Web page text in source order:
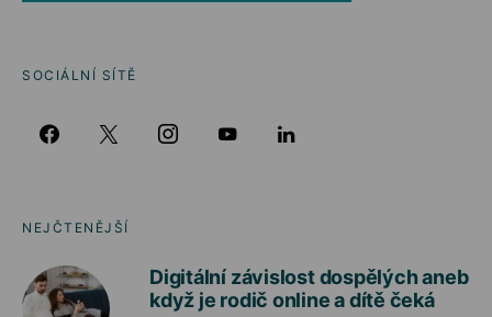
SOCIÁLNÍ SÍTĚ
NEJČTENĚJŠÍ
Digitální závislost dospělých aneb
když je rodič online a dítě čeká